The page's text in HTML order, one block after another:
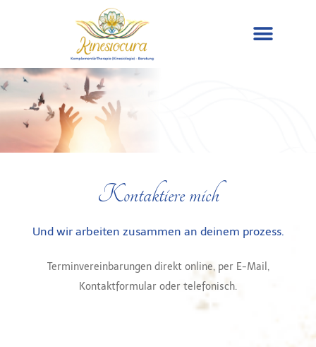
Kontaktiere mich
Und wir arbeiten zusammen an deinem prozess.
Terminvereinbarungen direkt online, per E-Mail,
Kontaktformular oder telefonisch.